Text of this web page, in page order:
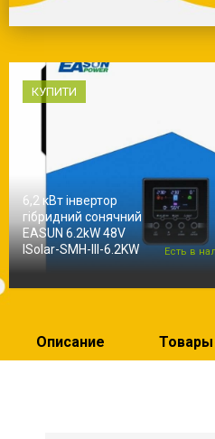
КУПИТИ
6,2 кВт інвертор
гібридний сонячний
EASUN 6.2kW 48V
ISolar-SMH-III-6.2KW
Есть в
Описание Товары